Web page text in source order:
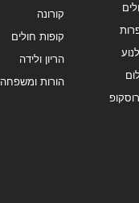
קורונה
קופות חולים
הריון ולידה
הורות ומשפחה